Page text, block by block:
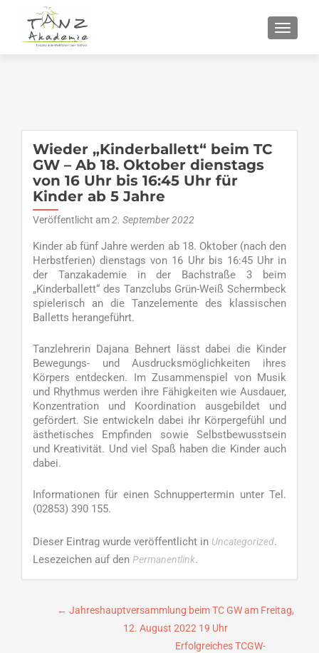
Wieder „Kinderballett“ beim TC
GW – Ab 18. Oktober dienstags
von 16 Uhr bis 16:45 Uhr für
Kinder ab 5 Jahre
Veröffentlicht am2. September 2022
Kinder ab fünf Jahre werden ab 18. Oktober (nach den
Herbstferien) dienstags von 16 Uhr bis 16:45 Uhr in
der Tanzakademie in der Bachstraße 3 beim
„Kinderballett“ des Tanzclubs Grün-Weiß Schermbeck
spielerisch an die Tanzelemente des klassischen
Balletts herangeführt.
Tanzlehrerin Dajana Behnert lässt dabei die Kinder
Bewegungs- und Ausdrucksmöglichkeiten ihres
Körpers entdecken. Im Zusammenspiel von Musik
und Rhythmus werden ihre Fähigkeiten wie Ausdauer,
Konzentration und Koordination ausgebildet und
gefördert. Sie entwickeln dabei ihr Körpergefühl und
ästhetisches Empfinden sowie Selbstbewusstsein
und Kreativität. Und viel Spaß haben die Kinder auch
dabei.
Informationen für einen Schnuppertermin unter Tel.
(02853) 390 155.
Dieser Eintrag wurde veröffentlicht in Uncategorized.
Lesezeichen auf den Permanentlink.
Beitragsnavigation
← Jahreshauptversammlung beim TC GW am Freitag,
12. August 2022 19 Uhr
Erfolgreiches TCGW-